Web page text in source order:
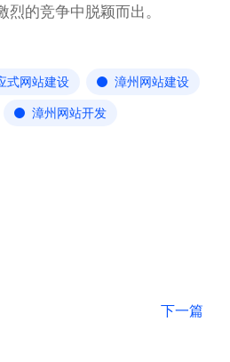
的竞争中脱颖而出。
式网站建设 漳州网站建设
漳州网站开发
下一篇